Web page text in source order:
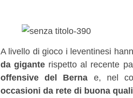
A livello di gioco i leventinesi
da gigante rispetto al recente
offensive del Berna e, nel
occasioni da rete di buona